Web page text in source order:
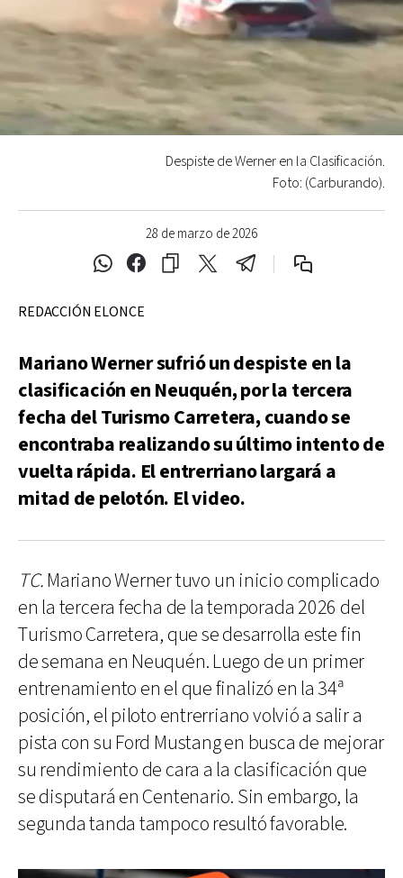
28 de marzo de 2026
Despiste de Werner en la Clasificación.
Foto: (Carburando).
REDACCIÓN ELONCE
Mariano Werner sufrió un despiste en la
clasificación en Neuquén, por la tercera
fecha del Turismo Carretera, cuando se
encontraba realizando su último intento de
vuelta rápida. El entrerriano largará a
mitad de pelotón. El video.
TC.Mariano Werner tuvo un inicio complicado
en la tercera fecha de la temporada 2026 del
Turismo Carretera, que se desarrolla este fin
de semana en Neuquén. Luego de un primer
entrenamiento en el que finalizó en la 34ª
posición, el piloto entrerriano volvió a salir a
pista con su Ford Mustang en busca de mejorar
su rendimiento de cara a la clasificación que
se disputará en Centenario. Sin embargo, la
segunda tanda tampoco resultó favorable.